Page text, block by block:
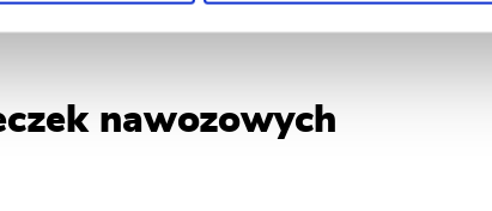
nawozowych